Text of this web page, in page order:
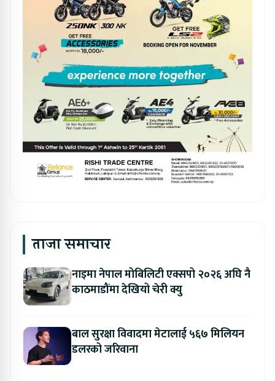
ताजा समाचार
नाइमा नेपाल मोबिलिटी एक्सपो २०२६ अघि नै
काठमाडौंमा देखियो चेरी क्यु
बाल सुरक्षा विवादमा मेटालाई ५६७ मिलियन
डलरको जरिवाना